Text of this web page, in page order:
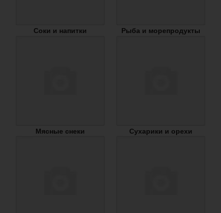
Соки и напитки Рыба и морепродукты
Мясные снеки Сухарики и орехи